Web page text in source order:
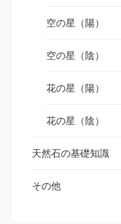
空の星（陽）
空の星（陰）
花の星（陽）
花の星（陰）
天然石の基礎知識
その他